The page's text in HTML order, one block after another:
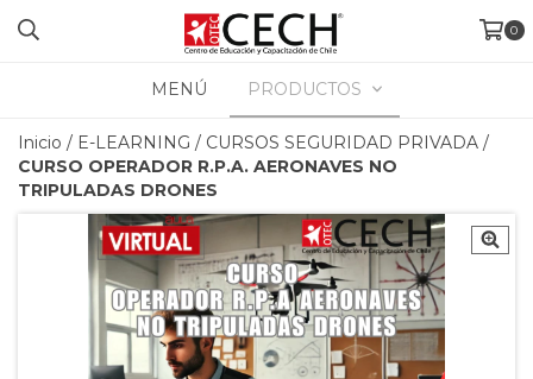
0
MENÚ PRODUCTOS
Inicio / E-LEARNING / CURSOS SEGURIDAD PRIVADA /
CURSO OPERADOR R.P.A. AERONAVES NO
TRIPULADAS DRONES